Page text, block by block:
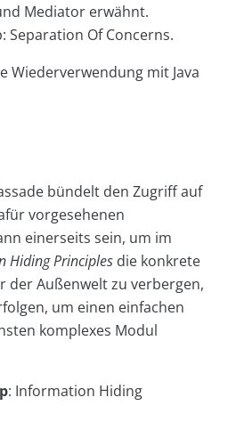
Mediator erwähnt.
Separation Of Concerns.
Wiederverwendung mit Java
bündelt den Zugriff auf
vorgesehenen
einerseits sein, um im
Hiding Principles die konkrete
der Außenwelt zu verbergen,
um einen einfachen
komplexes Modul
: Information Hiding